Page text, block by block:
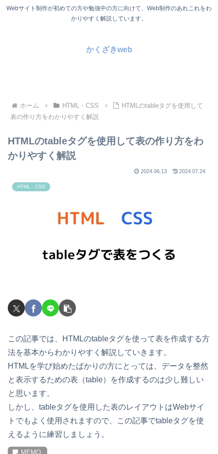
Webサイト制作が初めての方や勉強中の方に向けて、Web制作のあれこれをわ
かりやすく解説しています。
かくざきweb
ホーム HTML・CSS
HTMLのtableタグを使用して
表の作り方をわかりやすく解説
HTMLのtableタグを使用して表の作り方をわ
かりやすく解説
2024.06.13 2024.07.24
HTML・CSS
この記事では、HTMLのtableタグを使って表を作成する方
法を基本からわかりやすく解説していきます。
HTMLを学び始めたばかりの方にとっては、データを整然
と表示するための表（table）を作成するのは少し難しい
と思います。
しかし、tableタグを使用した表のレイアウトはWebサイ
トでもよく使用されますので、この記事でtableタグを使
えるように練習しましょう。